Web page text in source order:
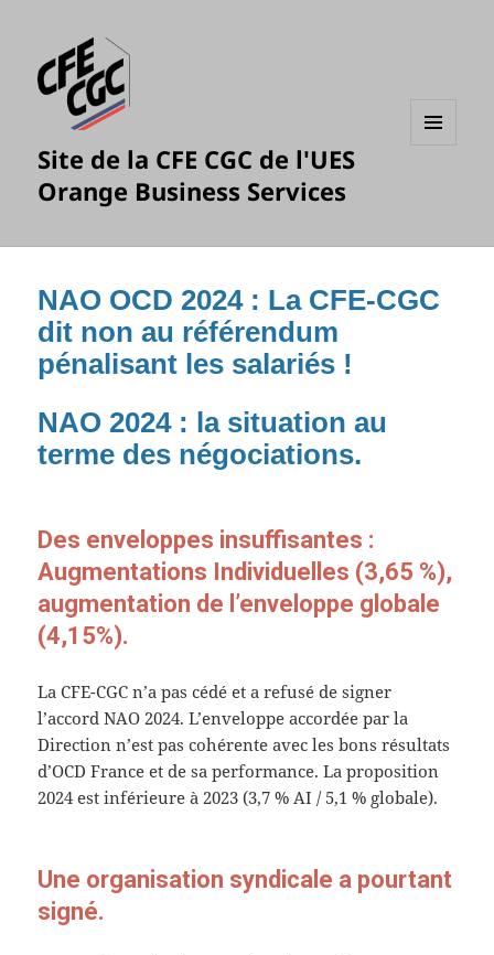
Site de la CFE CGC de l'UES
Orange Business Services
NAO OCD 2024 : La CFE-CGC
dit non au référendum
pénalisant les salariés !
NAO 2024 : la situation au
terme des négociations.
Des enveloppes insuffisantes :
Augmentations Individuelles (3,65 %),
augmentation de l’enveloppe globale
(4,15%).
La CFE-CGC n’a pas cédé et a refusé de signer
l’accord NAO 2024. L’enveloppe accordée par la
Direction n’est pas cohérente avec les bons résultats
d’OCD France et de sa performance. La proposition
2024 est inférieure à 2023 (3,7 % AI / 5,1 % globale).
Une organisation syndicale a pourtant
signé.